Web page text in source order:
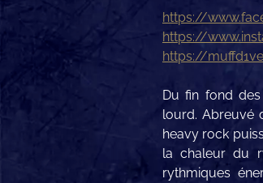
https://
https://
https://
Du fin fond
lourd. Abreuvé
heavy rock
la chaleur du
rythmiques